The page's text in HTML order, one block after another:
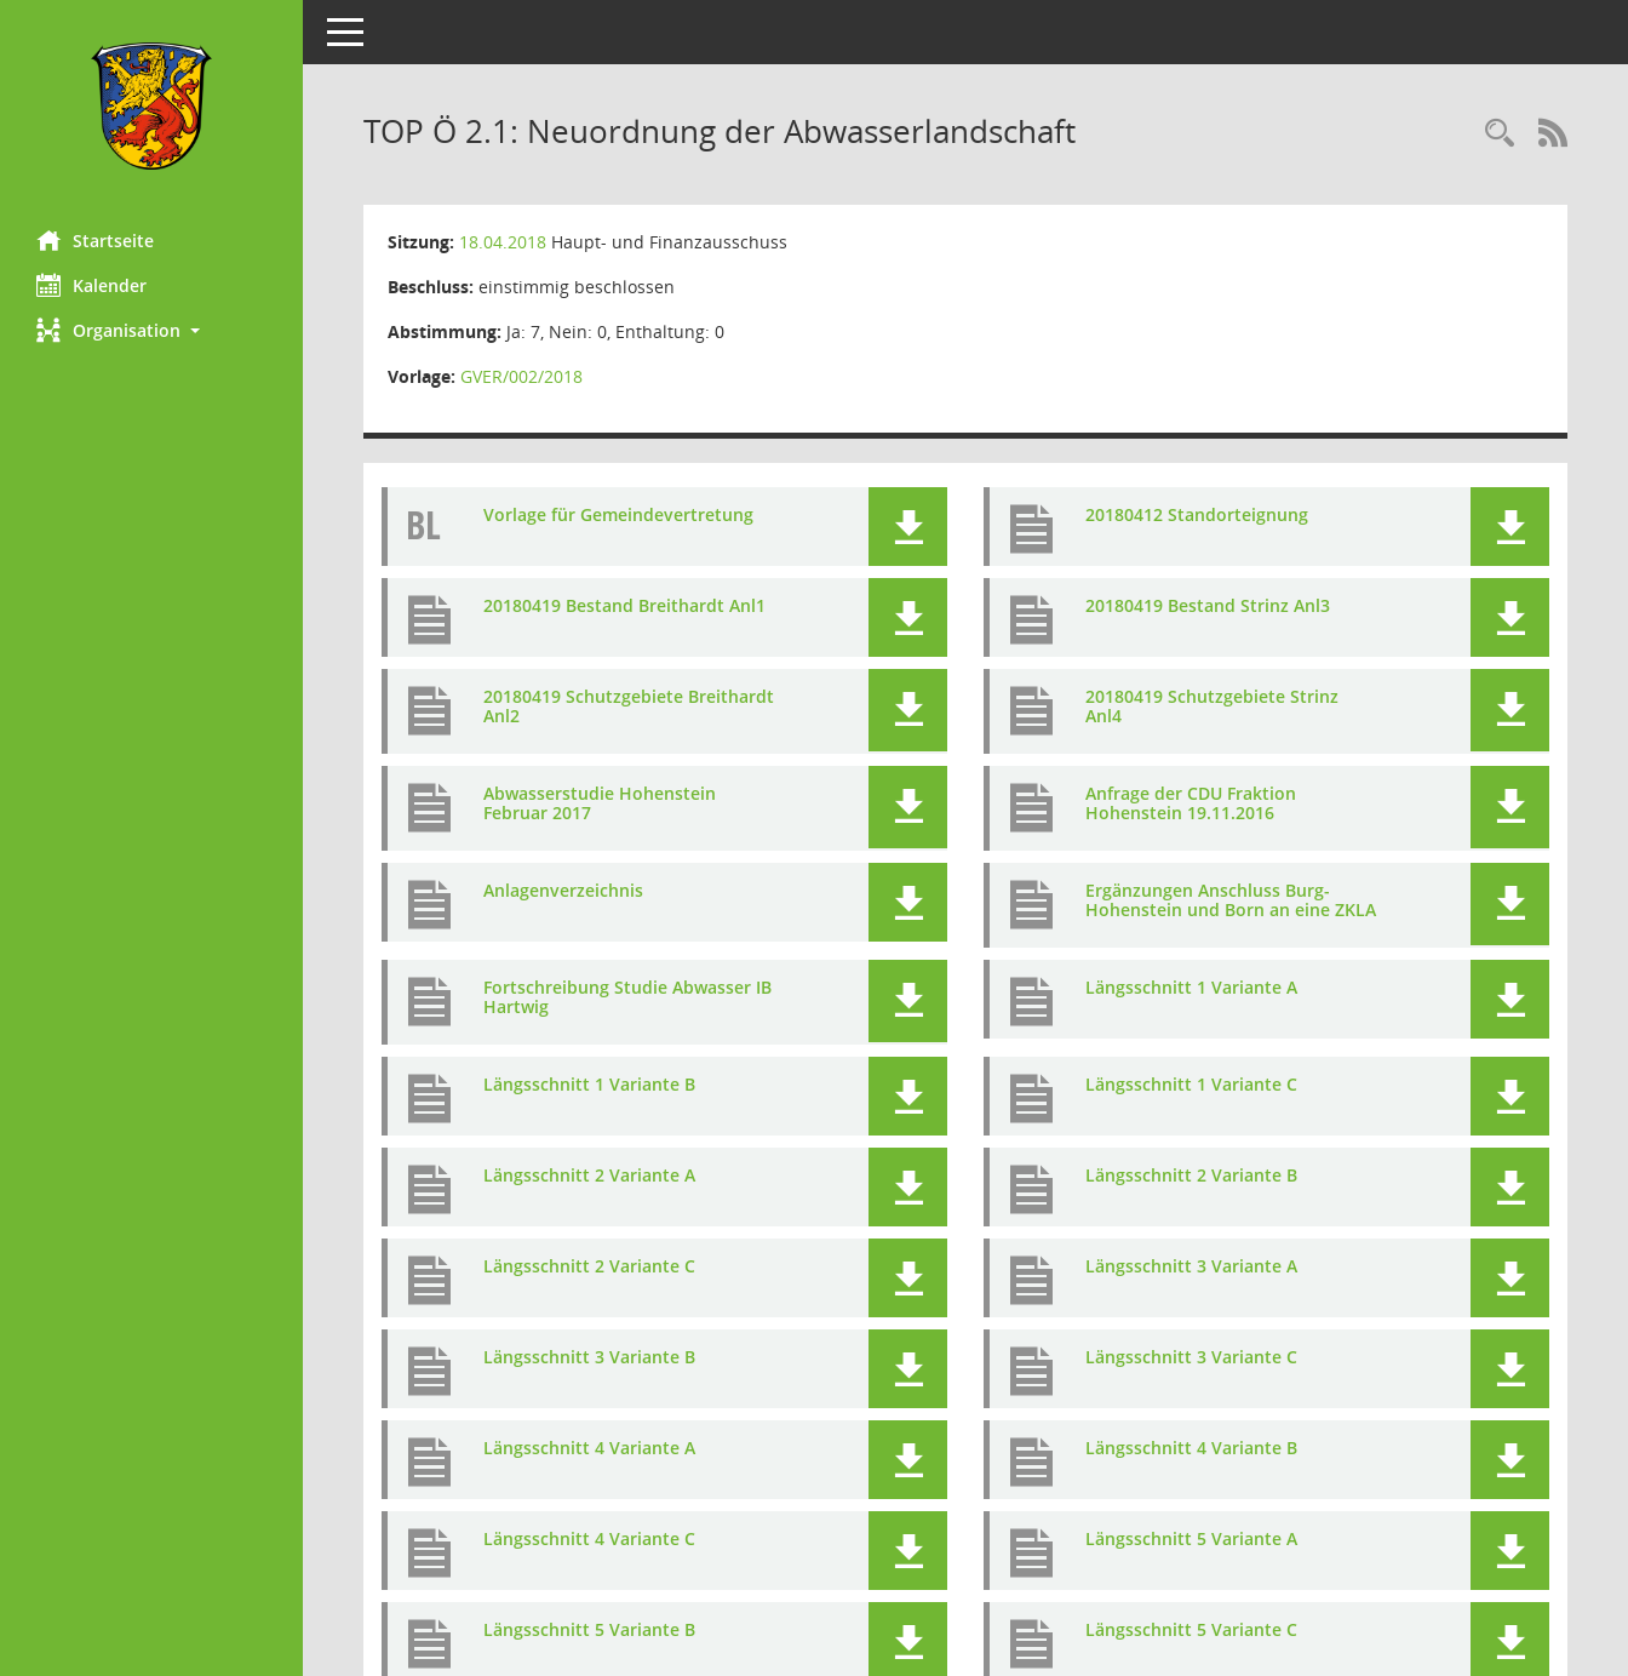
Startseite
Kalender
Organisation
Toggle navigation
TOP Ö 2.1: Neuordnung der Abwasserlandschaft
Sitzung: 18.04.2018 Haupt- und Finanzausschuss
Beschluss: einstimmig beschlossen
Abstimmung: Ja: 7, Nein: 0, Enthaltung: 0
Vorlage: GVER/002/2018
BL Vorlage für Gemeindevertretung 20180412 Standorteignung
20180419 Bestand Breithardt Anl1 20180419 Bestand Strinz Anl3
20180419 Schutzgebiete Breithardt
Anl2
20180419 Schutzgebiete Strinz
Anl4
Abwasserstudie Hohenstein
Februar 2017
Anfrage der CDU Fraktion
Hohenstein 19.11.2016
Anlagenverzeichnis
Ergänzungen Anschluss Burg-
Hohenstein und Born an eine ZKLA
Fortschreibung Studie Abwasser IB
Hartwig
Längsschnitt 1 Variante A
Längsschnitt 1 Variante B Längsschnitt 1 Variante C
Längsschnitt 2 Variante A Längsschnitt 2 Variante B
Längsschnitt 2 Variante C Längsschnitt 3 Variante A
Längsschnitt 3 Variante B Längsschnitt 3 Variante C
Längsschnitt 4 Variante A Längsschnitt 4 Variante B
Längsschnitt 4 Variante C Längsschnitt 5 Variante A
Längsschnitt 5 Variante B Längsschnitt 5 Variante C